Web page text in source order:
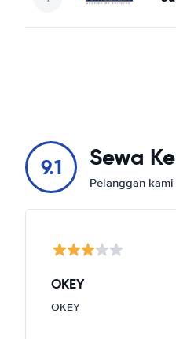
9.1 Sewa
Pelanggan
OKEY
OKEY